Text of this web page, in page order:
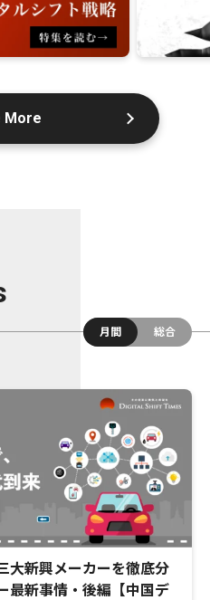
More
月間
総合
大新興メーカーを徹底分
最新事情・後編【中国デ